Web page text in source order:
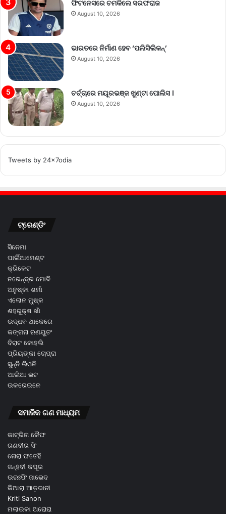
ଫିଟନେସରେ ଚମକିଲେ ସରଫରାଜ
August 10, 2026
ଭାରତରେ ନିର୍ମାଣ ହେବ ‘ପଲିସିଲିକନ୍’
August 10, 2026
ଚର୍ଚ୍ଚାରେ ମୟୂରଭଞ୍ଜ ଖୁଣ୍ଟା ପୋଲିସ ।
August 10, 2026
Tweets by 24x7odia
ଟ୍ରେଣ୍ଡିଂ
ସିନେମା
ପାର୍ଲିଆମେଣ୍ଟ
କ୍ରିକେଟ
ନରେନ୍ଦ୍ର ମୋଦି
ଅନୁଷ୍କା ଶର୍ମା
ଏଲୋନ ମୁଷ୍କ
ଶହରୁକ୍ଷ ଖାଁ
ଉଦ୍ଧବ ଥାକେରେ
କଙ୍ଗନା ରଣୟୁତଂ
ବିରାଟ କୋହଲି
ପ୍ରିୟଙ୍କା ଚୋପ୍ରା
ସୁନ୍ନି ଲିଓନି
ଆଲିଆ ଭଟ
ଉକରେଇନେ
ସମାଜିକ ଗଣ ମାଧ୍ୟମ
କାଟ୍ରିନା କୈଫ
ରଣବୀର ସିଂ
ନୋରା ଫତେହି
ଜନ୍ହବୀ କପୂର
ଉରଃଫି ଜାଭେଦ
କିଆରା ଆଡ଼ଭାନୀ
Kriti Sanon
ମଲାଇକା ଅରୋରା